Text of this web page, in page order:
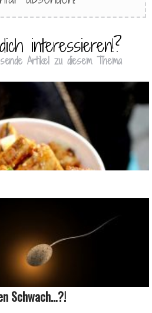
interessieren!?
Artikel zu diesem Thema
Schwach…?!